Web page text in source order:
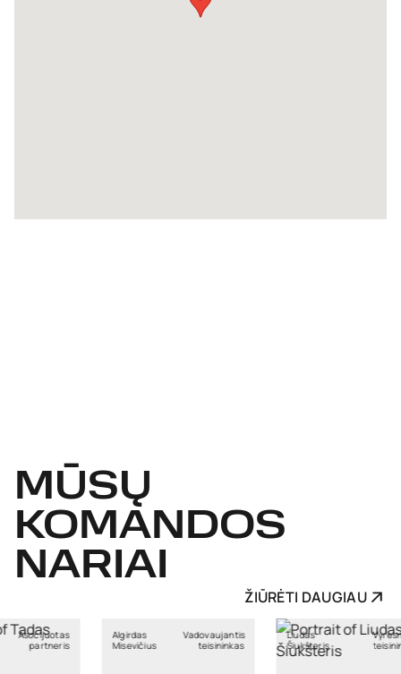
MŪSŲ
KOMANDOS
NARIAI
ŽIŪRĖTI DAUGIAU
Vadovaujantis
teisininkas
Liudas
Šiukšteris
Vyresnysis
teisininkas
Regina
Kavaliauskaitė